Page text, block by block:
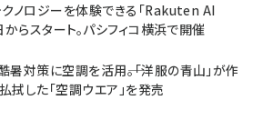
ノロジーを体験できる「Rakuten AI
らスタート。パシフィコ横浜で開催
対策に空調を活用――。「洋服の青山」が作
拭した「空調ウエア」を発売